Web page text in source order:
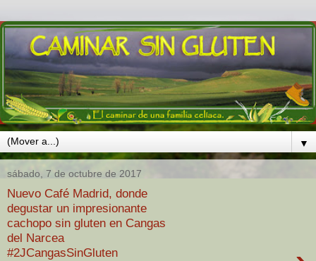
▼
sábado, 7 de octubre de 2017
Nuevo Café Madrid, donde
degustar un impresionante
cachopo sin gluten en Cangas
del Narcea
#2JCangasSinGluten